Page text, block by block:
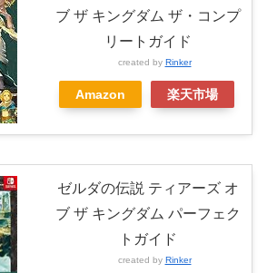
ブ ザ キングダム ザ・コンプ
リートガイド
created by Rinker
Amazon 楽天市場
ゼルダの伝説 ティアーズ オ
ブ ザ キングダム パーフェク
トガイド
created by Rinker